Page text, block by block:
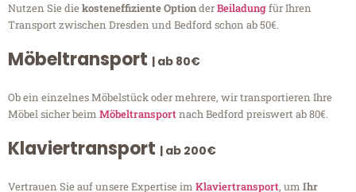
Nutzen Sie diekosteneffiziente OptionderBeiladungfür Ihren
Transport zwischen Dresden und Bedford schon ab 50€.
Möbeltransport | ab 80€
Ob ein einzelnes Möbelstück oder mehrere, wir transportieren Ihre
Möbel sicher beim Möbeltransportnach Bedford preiswert ab 80€.
Klaviertransport | ab 200€
Vertrauen Sie auf unsere Expertise im Klaviertransport, um Ihr